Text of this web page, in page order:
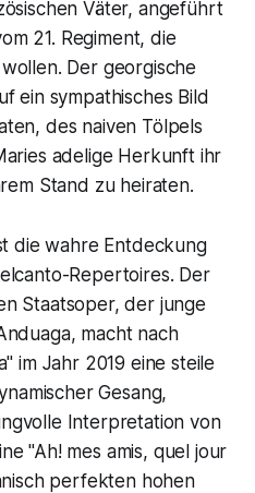
Väter, angeführt
21. Regiment, die
Der georgische
ein sympathisches Bild
des naiven Tölpels
adelige Herkunft ihr
Stand zu heiraten.
die wahre Entdeckung
Repertoires. Der
Staatsoper, der junge
macht nach
im Jahr 2019 eine steile
Gesang,
Interpretation von
"Ah! mes amis, quel jour
perfekten hohen